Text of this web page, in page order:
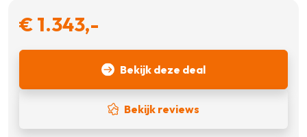
€ 1.343,-
Bekijk deze deal
Bekijk reviews